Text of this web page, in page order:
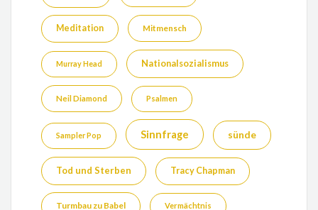
Meditation Mitmensch
Murray Head Nationalsozialismus
Neil Diamond Psalmen
Sampler Pop Sinnfrage sünde
Tod und Sterben Tracy Chapman
Turmbau zu Babel Vermächtnis